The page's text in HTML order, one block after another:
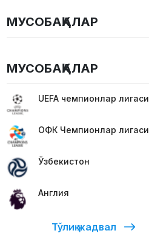
МУСОБАҚАЛАР
МУСОБАҚАЛАР
UEFA чемпионлар лигаси
ОФК Чемпионлар лигаси
Ўзбекистон
Англия
Тўлиқ жадвал